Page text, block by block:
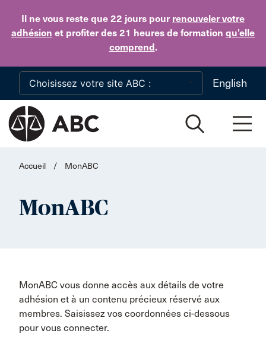
Il ne vous reste que 22 jours pour renouveler votre
adhésion et profiter des 21 heures de formation qu’elle
comprend.
Skip to main content
English
Accueil / MonABC
MonABC
MonABC vous donne accès aux détails de votre
adhésion et à un contenu précieux réservé aux
membres. Saisissez vos coordonnées ci-dessous
pour vous connecter.